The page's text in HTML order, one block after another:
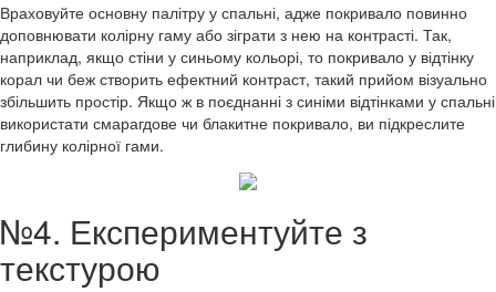
Враховуйте основну палітру у спальні, адже покривало повинно
доповнювати колірну гаму або зіграти з нею на контрасті. Так,
наприклад, якщо стіни у синьому кольорі, то покривало у відтінку
корал чи беж створить ефектний контраст, такий прийом візуально
збільшить простір. Якщо ж в поєднанні з синіми відтінками у спальні
використати смарагдове чи блакитне покривало, ви підкреслите
глибину колірної гами.
№4. Експериментуйте з
текстурою